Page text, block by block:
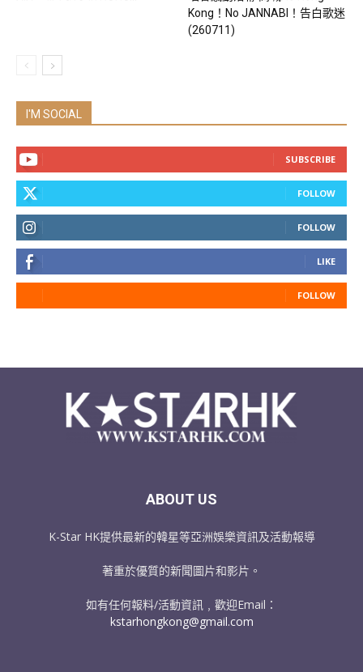
Kong！No JANNABI！告白歌迷
(260711)
I'M SOCIAL
SUBSCRIBE
FOLLOW
FOLLOW
LIKE
FOLLOW
ABOUT US
K-Star HK提供最新的韓星等亞洲娛樂資訊及活動報導
著重於優質的新聞圖片和影片。
如有任何報料/活動資訊﹐歡迎Email：
kstarhongkong@gmail.com